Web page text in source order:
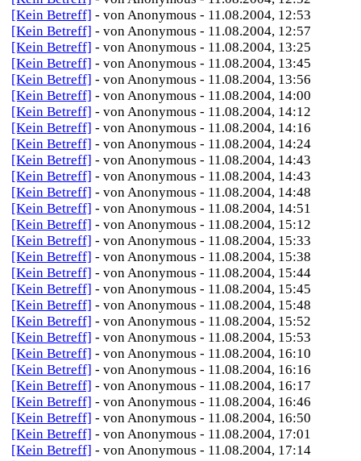
[Kein Betreff] - von Anonymous - 11.08.2004, 12:53
[Kein Betreff] - von Anonymous - 11.08.2004, 12:57
[Kein Betreff] - von Anonymous - 11.08.2004, 13:25
[Kein Betreff] - von Anonymous - 11.08.2004, 13:45
[Kein Betreff] - von Anonymous - 11.08.2004, 13:56
[Kein Betreff] - von Anonymous - 11.08.2004, 14:00
[Kein Betreff] - von Anonymous - 11.08.2004, 14:12
[Kein Betreff] - von Anonymous - 11.08.2004, 14:16
[Kein Betreff] - von Anonymous - 11.08.2004, 14:24
[Kein Betreff] - von Anonymous - 11.08.2004, 14:43
[Kein Betreff] - von Anonymous - 11.08.2004, 14:43
[Kein Betreff] - von Anonymous - 11.08.2004, 14:48
[Kein Betreff] - von Anonymous - 11.08.2004, 14:51
[Kein Betreff] - von Anonymous - 11.08.2004, 15:12
[Kein Betreff] - von Anonymous - 11.08.2004, 15:33
[Kein Betreff] - von Anonymous - 11.08.2004, 15:38
[Kein Betreff] - von Anonymous - 11.08.2004, 15:44
[Kein Betreff] - von Anonymous - 11.08.2004, 15:45
[Kein Betreff] - von Anonymous - 11.08.2004, 15:48
[Kein Betreff] - von Anonymous - 11.08.2004, 15:52
[Kein Betreff] - von Anonymous - 11.08.2004, 15:53
[Kein Betreff] - von Anonymous - 11.08.2004, 16:10
[Kein Betreff] - von Anonymous - 11.08.2004, 16:16
[Kein Betreff] - von Anonymous - 11.08.2004, 16:17
[Kein Betreff] - von Anonymous - 11.08.2004, 16:46
[Kein Betreff] - von Anonymous - 11.08.2004, 16:50
[Kein Betreff] - von Anonymous - 11.08.2004, 17:01
[Kein Betreff] - von Anonymous - 11.08.2004, 17:14